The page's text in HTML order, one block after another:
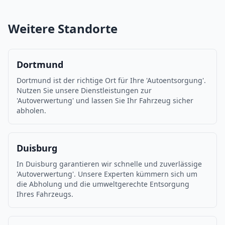
Weitere Standorte
Dortmund
Dortmund ist der richtige Ort für Ihre 'Autoentsorgung'.
Nutzen Sie unsere Dienstleistungen zur
'Autoverwertung' und lassen Sie Ihr Fahrzeug sicher
abholen.
Duisburg
In Duisburg garantieren wir schnelle und zuverlässige
'Autoverwertung'. Unsere Experten kümmern sich um
die Abholung und die umweltgerechte Entsorgung
Ihres Fahrzeugs.